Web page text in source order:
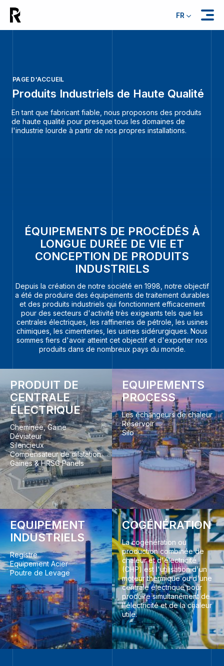
FR
PAGE D'ACCUEIL
Produits Industriels de Haute Qualité
En tant que fabricant fiable, nous proposons des produits
de haute qualité pour presque tous les domaines de
l'industrie lourde à partir de nos propres installations.
ÉQUIPEMENTS DE PROCÉDÉS À
LONGUE DURÉE DE VIE ET
CONCEPTION DE PRODUITS
INDUSTRIELS
Depuis la création de notre société en 1998, notre objectif
a été de produire des équipements de traitement durables
et des produits industriels qui fonctionnent efficacement
pour des secteurs d'activité très exigeants tels que les
centrales électriques, les raffineries de pétrole, les usines
chimiques, les cimenteries, les usines sidérurgiques. Nous
sommes fiers d'avoir atteint cet objectif et d'exporter nos
produits dans de nombreux pays du monde.
PRODUIT DE
CENTRALE
ÉLECTRIQUE
Cheminée, Gaine
Déviateur
Silencieux
Compensateur de dilatation
Gaines & HRSG Panels
EQUIPEMENTS
PROCESS
Les échangeurs de chaleur
Réservoir
Silo
EQUIPEMENT
INDUSTRIELS
Registre
Equipement Acier
Poutre de Levage
COGÉNÉRATION
La cogénération ou
production combinée de
chaleur et d'électricité
(CHP) est l'utilisation d'un
moteur thermique ou d'une
centrale électrique pour
produire simultanément de
l'électricité et de la chaleur
utile.